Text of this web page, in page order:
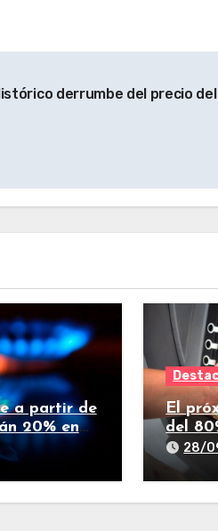
derrumbe del precio
a partir de
20% en
El
del
28/